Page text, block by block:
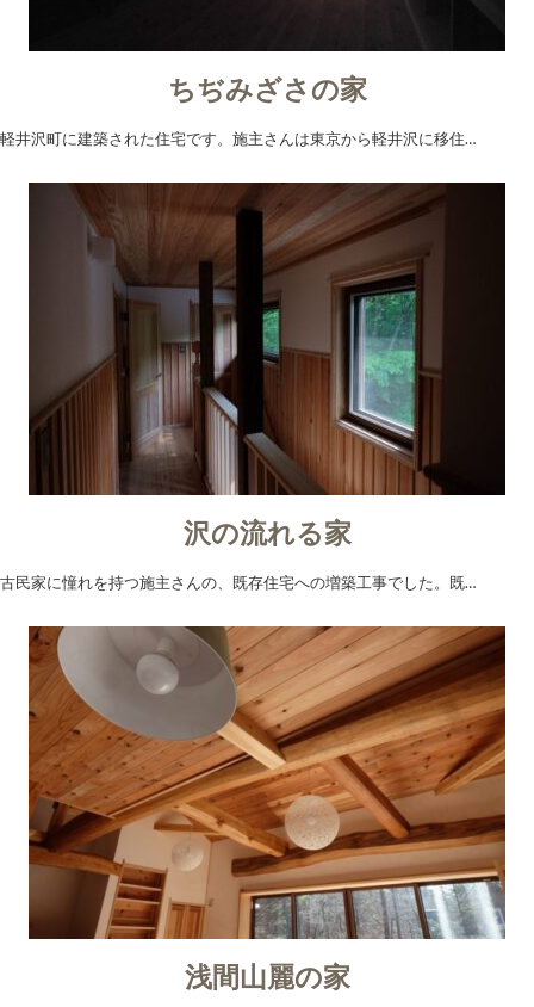
ちぢみざさの家
軽井沢町に建築された住宅です。施主さんは東京から軽井沢に移住…
沢の流れる家
古民家に憧れを持つ施主さんの、既存住宅への増築工事でした。既…
浅間山麗の家